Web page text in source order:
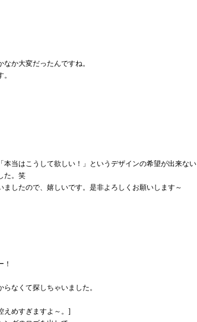
か大変だったんですね。
本当はこうして欲しい！」というデザインの希望が出来ない
た。笑
したので、嬉しいです。是非よろしくお願いします～
！
なくて探しちゃいました。
えめすぎますよ～。]